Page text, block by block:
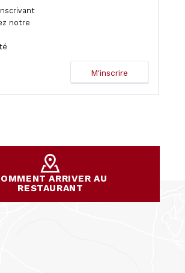
notre
ARRIVER AU
RESTAURANT